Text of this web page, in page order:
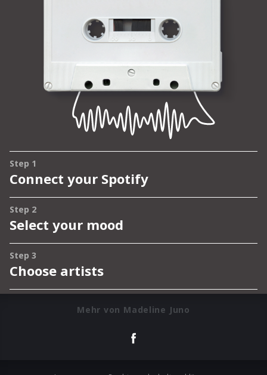
Mehr von Madeline Juno